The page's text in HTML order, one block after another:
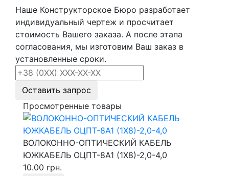
Наше Конструкторское Бюро разработает
индивидуальный чертеж и просчитает
стоимость Вашего заказа. А после этапа
согласования, мы изготовим Ваш заказ в
установленные сроки.
Оставить запрос
Просмотренные товары
ВОЛОКОННО-ОПТИЧЕСКИЙ КАБЕЛЬ
ЮЖКАБЕЛЬ ОЦПТ-8А1 (1Х8)-2,0-4,0
10.00 грн.